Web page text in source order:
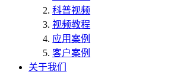
科普视频
视频教程
应用案例
客户案例
关于我们